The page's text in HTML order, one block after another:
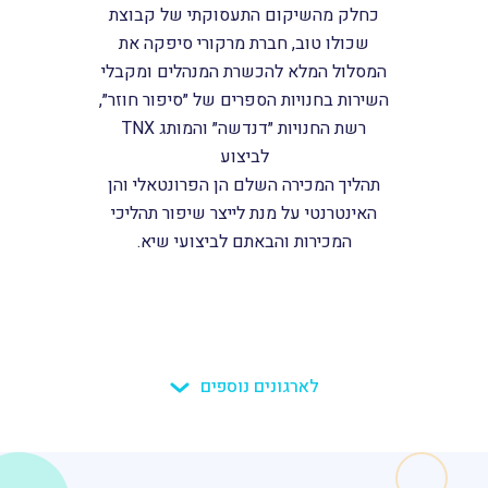
כחלק מהשיקום התעסוקתי של קבוצת
שכולו טוב, חברת מרקורי סיפקה את
המסלול המלא להכשרת המנהלים ומקבלי
השירות בחנויות הספרים של ״סיפור חוזר״,
רשת החנויות ״דנדשה״ והמותג TNX
לביצוע
תהליך המכירה השלם הן הפרונטאלי והן
האינטרנטי על מנת לייצר שיפור תהליכי
המכירות והבאתם לביצועי שיא.
לארגונים נוספים